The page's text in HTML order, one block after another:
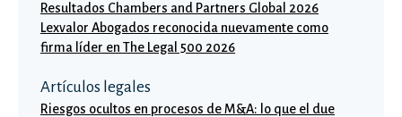
Resultados Chambers and Partners Global 2026
Lexvalor Abogados reconocida nuevamente como
firma líder en The Legal 500 2026
Artículos legales
Riesgos ocultos en procesos de M&A: lo que el due